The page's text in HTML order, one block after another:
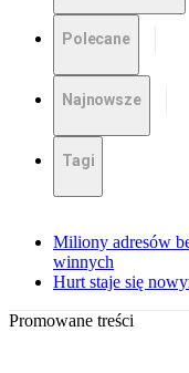
Polecane
Najnowsze
Tagi
Miliony adresów
winnych
Hurt staje się
Promowane treści